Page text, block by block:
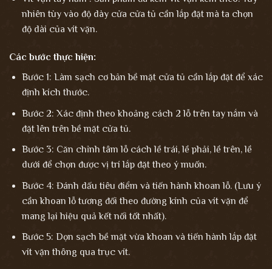
nhiên tùy vào độ dày cửa cửa tủ cần lắp đặt mà ta chọn
độ dài của vít vặn.
Các bước thực hiện:
Bước 1: Làm sạch cơ bản bề mặt cửa tủ cần lắp đặt để xác
định kích thước.
Bước 2: Xác định theo khoảng cách 2 lỗ trên tay nắm và
đặt lên trên bề mặt cửa tủ.
Bước 3: Căn chỉnh tâm lỗ cách lề trái, lề phải, lề trên, lề
dưới để chọn được vị trí lắp đặt theo ý muốn.
Bước 4: Đánh dấu tiêu điểm và tiến hành khoan lỗ. (Lưu ý
cần khoan lỗ tương đối theo đường kính của vít vặn để
mang lại hiệu quả kết nối tốt nhất).
Bước 5: Dọn sạch bề mặt vừa khoan và tiến hành lắp đặt
vít vặn thông qua trục vít.